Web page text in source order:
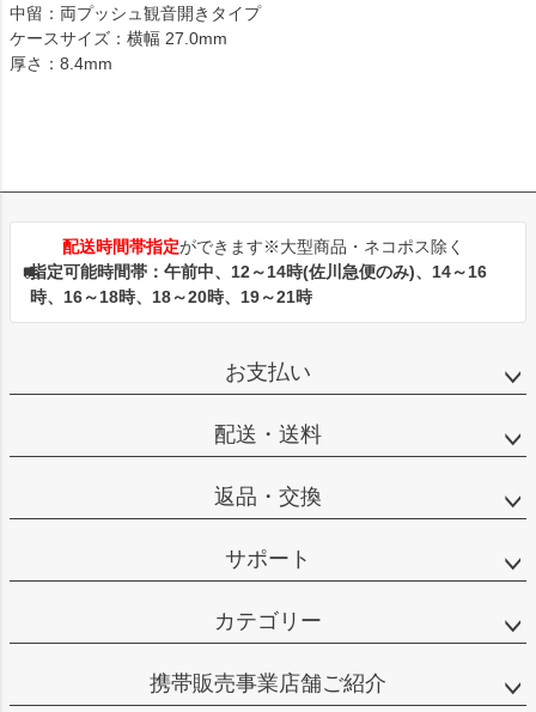
中留：両プッシュ観音開きタイプ
ケースサイズ：横幅 27.0mm
厚さ：8.4mm
配送時間帯指定ができます※大型商品・ネコポス除く
指定可能時間帯：午前中、12～14時(佐川急便のみ)、14～16
時、16～18時、18～20時、19～21時
お支払い
配送・送料
返品・交換
サポート
カテゴリー
携帯販売事業店舗ご紹介